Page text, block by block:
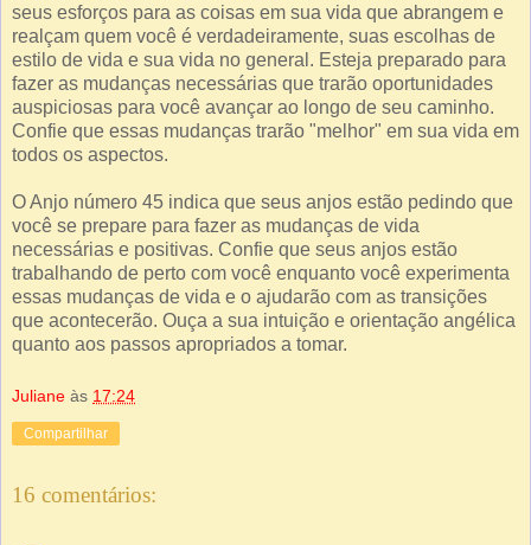
seus esforços para as coisas em sua vida que abrangem e
realçam quem você é verdadeiramente, suas escolhas de
estilo de vida e sua vida no general. Esteja preparado para
fazer as mudanças necessárias que trarão oportunidades
auspiciosas para você avançar ao longo de seu caminho.
Confie que essas mudanças trarão "melhor" em sua vida em
todos os aspectos.
O Anjo número 45 indica que seus anjos estão pedindo que
você se prepare para fazer as mudanças de vida
necessárias e positivas. Confie que seus anjos estão
trabalhando de perto com você enquanto você experimenta
essas mudanças de vida e o ajudarão com as transições
que acontecerão. Ouça a sua intuição e orientação angélica
quanto aos passos apropriados a tomar.
Juliane às 17:24
Compartilhar
16 comentários: